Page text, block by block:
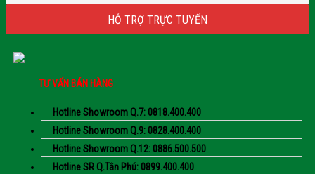
HỖ TRỢ TRỰC TUYẾN
TƯ VẤN BÁN HÀNG
Hotline Showroom Q.7: 0818.400.400
Hotline Showroom Q.9: 0828.400.400
Hotline Showroom Q.12: 0886.500.500
Hotline SR Q.Tân Phú: 0899.400.400